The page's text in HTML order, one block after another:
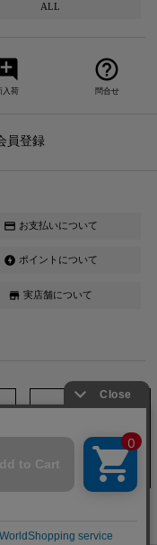
ALL
入荷
help_outline
問合せ
員登録
credit_card お支払いについて
offline_bolt ポイントについて
store 実店舗について
YouTube